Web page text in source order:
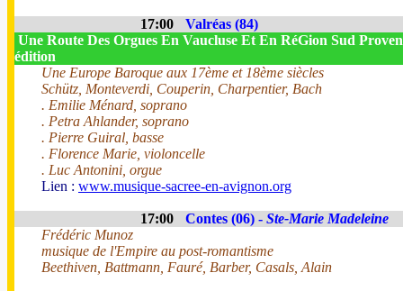
17:00
Valréas (84)
Une Route Des Orgues En Vaucluse Et En RéGion Sud
édition
Une Europe Baroque aux 17ème et 18ème siècles
Schütz, Monteverdi, Couperin, Charpentier, Bach
. Emilie Ménard, soprano
. Petra Ahlander, soprano
. Pierre Guiral, basse
. Florence Marie, violoncelle
. Luc Antonini, orgue
Lien : www.musique-sacree-en-avignon.org
17:00 Contes (06) - Ste-Marie Madeleine
Frédéric Munoz
musique de l'Empire au post-romantisme
Beethiven, Battmann, Fauré, Barber, Casals, Alain